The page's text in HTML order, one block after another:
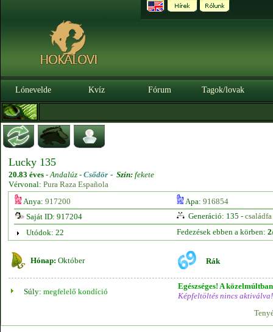
Lónevelde Kvíz Fórum Tagok/lovak
Lucky 135
20.83 éves -Andalúz - Csődör - Szín: fekete
Vérvonal: Pura Raza Española
Anya: 917200 Apa: 916854
Saját ID: 917204
Generáció: 135 - családfa
Utódok: 22
Fedezések ebben a körben:
Hónap: Október Rák
Súly: megfelelő kondíció
Egészséges! A
Képfeltöltés nincs aktiválva!